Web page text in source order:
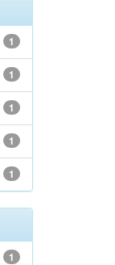
1
1
1
1
1
1